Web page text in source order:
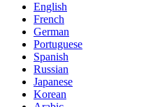
English
French
German
Portuguese
Spanish
Russian
Japanese
Korean